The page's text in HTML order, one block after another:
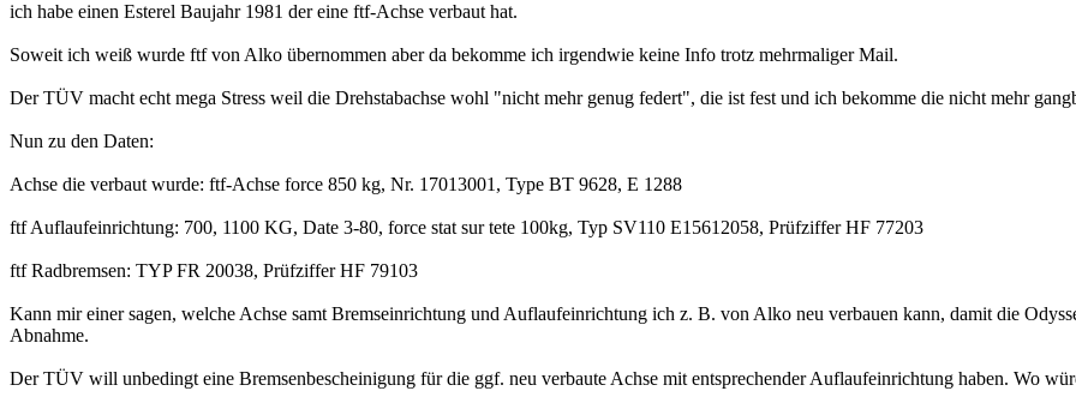
ich habe einen Esterel Baujahr 1981 der eine ftf-Achse verbaut hat.
Soweit ich weiß wurde ftf von Alko übernommen aber da bekomme ich irgendwie keine Info trotz mehrmaliger Mail.
Der TÜV macht echt mega Stress weil die Drehstabachse wohl "nicht mehr genug federt", die ist fest und ich bekomme die nicht mehr
Nun zu den Daten:
Achse die verbaut wurde: ftf-Achse force 850 kg, Nr. 17013001, Type BT 9628, E 1288
ftf Auflaufeinrichtung: 700, 1100 KG, Date 3-80, force stat sur tete 100kg, Typ SV110 E15612058, Prüfziffer HF 77203
ftf Radbremsen: TYP FR 20038, Prüfziffer HF 79103
Kann mir einer sagen, welche Achse samt Bremseinrichtung und Auflaufeinrichtung ich z. B. von Alko neu verbauen kann, damit die
Abnahme.
Der TÜV will unbedingt eine Bremsenbescheinigung für die ggf. neu verbaute Achse mit entsprechender Auflaufeinrichtung haben. Wo